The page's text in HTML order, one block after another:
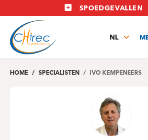
en
naar
inhoud
SPOEDGEVALLEN
NL
EN
HOME SPECIALISTEN IVO KEMPENEERS